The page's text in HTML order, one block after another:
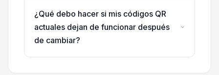
¿Qué debo hacer si mis códigos QR
actuales dejan de funcionar después
de cambiar?